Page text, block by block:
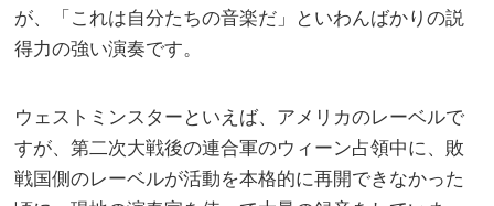
が、「これは自分たちの音楽だ」といわんばかりの説
得力の強い演奏です。
ウェストミンスターといえば、アメリカのレーベルで
すが、第二次大戦後の連合軍のウィーン占領中に、敗
戦国側のレーベルが活動を本格的に再開できなかった